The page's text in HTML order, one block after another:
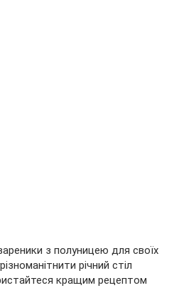
з полуницею для своїх
річний стіл
кращим рецептом